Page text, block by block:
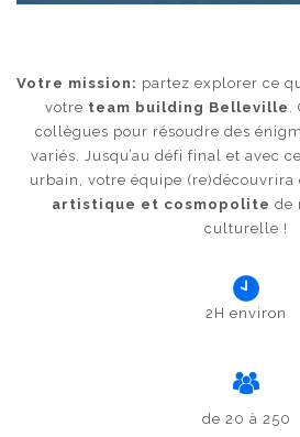
Votre mission: partez explorer ce
votre team building Belleville .
collègues pour résoudre des
variés. Jusqu’au défi final et avec
urbain, votre équipe (re)découvrira
artistique et cosmopolite de
culturelle !
2H environ
de 20 à 250